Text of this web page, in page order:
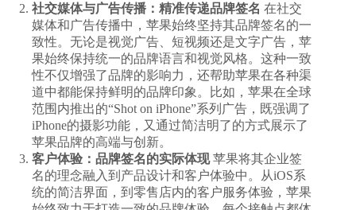
社交媒体与广告传播：精准传递品牌签名 在社交
媒体和广告传播中，苹果始终坚持其品牌签名的一
致性。无论是视觉广告、短视频还是文字广告，苹
果始终保持统一的品牌语言和视觉风格。这种一致
性不仅增强了品牌的影响力，还帮助苹果在各种渠
道中都能保持鲜明的品牌印象。比如，苹果在全球
范围内推出的“Shot on iPhone”系列广告，既强调了
iPhone的摄影功能，又通过简洁明了的方式展示了
苹果品牌的高端与创新。
客户体验：品牌签名的实际体现苹果将其企业签
名的理念融入到产品设计和客户体验中。从iOS系
统的简洁界面，到零售店内的客户服务体验，苹果